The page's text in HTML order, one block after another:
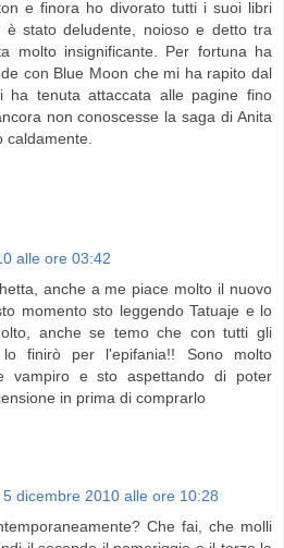
e finora ho divorato tutti i suoi libri
è stato deludente, noioso e detto tra
molto insignificante. Per fortuna ha
con Blue Moon che mi ha rapito dal
ha tenuta attaccata alle pagine fino
non conoscesse la saga di Anita
caldamente.
alle ore 03:42
anche a me piace molto il nuovo
momento sto leggendo Tatuaje e lo
anche se temo che con tutti gli
lo finirò per l'epifania!! Sono molto
vampiro e sto aspettando di poter
in prima di comprarlo
5 dicembre 2010 alle ore 10:28
Che fai, che molli